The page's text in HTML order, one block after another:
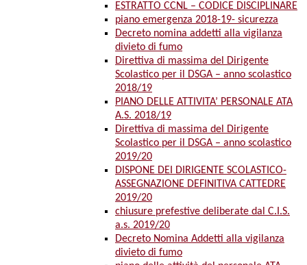
ESTRATTO CCNL – CODICE DISCIPLINARE
piano emergenza 2018-19- sicurezza
Decreto nomina addetti alla vigilanza
divieto di fumo
Direttiva di massima del Dirigente
Scolastico per il DSGA – anno scolastico
2018/19
PIANO DELLE ATTIVITA’ PERSONALE ATA
A.S. 2018/19
Direttiva di massima del Dirigente
Scolastico per il DSGA – anno scolastico
2019/20
DISPONE DEI DIRIGENTE SCOLASTICO-
ASSEGNAZIONE DEFINITIVA CATTEDRE
2019/20
chiusure prefestive deliberate dal C.I.S.
a.s. 2019/20
Decreto Nomina Addetti alla vigilanza
divieto di fumo